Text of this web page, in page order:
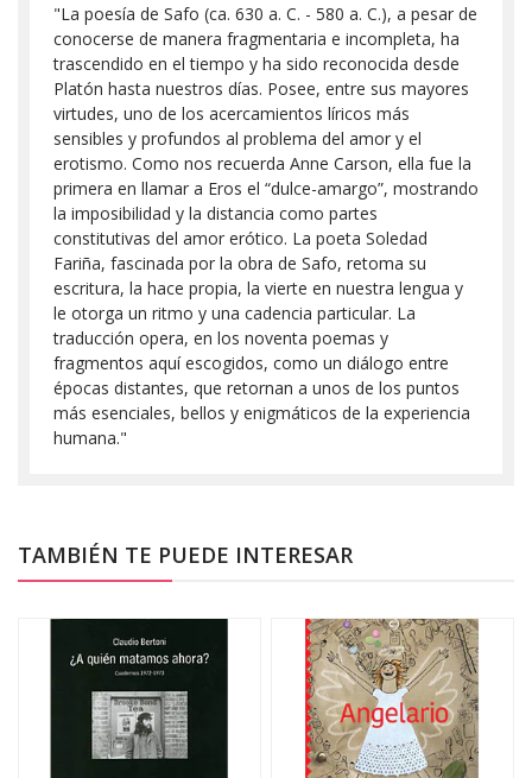
"La poesía de Safo (ca. 630 a. C. - 580 a. C.), a pesar de
conocerse de manera fragmentaria e incompleta, ha
trascendido en el tiempo y ha sido reconocida desde
Platón hasta nuestros días. Posee, entre sus mayores
virtudes, uno de los acercamientos líricos más
sensibles y profundos al problema del amor y el
erotismo. Como nos recuerda Anne Carson, ella fue la
primera en llamar a Eros el “dulce-amargo”, mostrando
la imposibilidad y la distancia como partes
constitutivas del amor erótico. La poeta Soledad
Fariña, fascinada por la obra de Safo, retoma su
escritura, la hace propia, la vierte en nuestra lengua y
le otorga un ritmo y una cadencia particular. La
traducción opera, en los noventa poemas y
fragmentos aquí escogidos, como un diálogo entre
épocas distantes, que retornan a unos de los puntos
más esenciales, bellos y enigmáticos de la experiencia
humana."
TAMBIÉN TE PUEDE INTERESAR